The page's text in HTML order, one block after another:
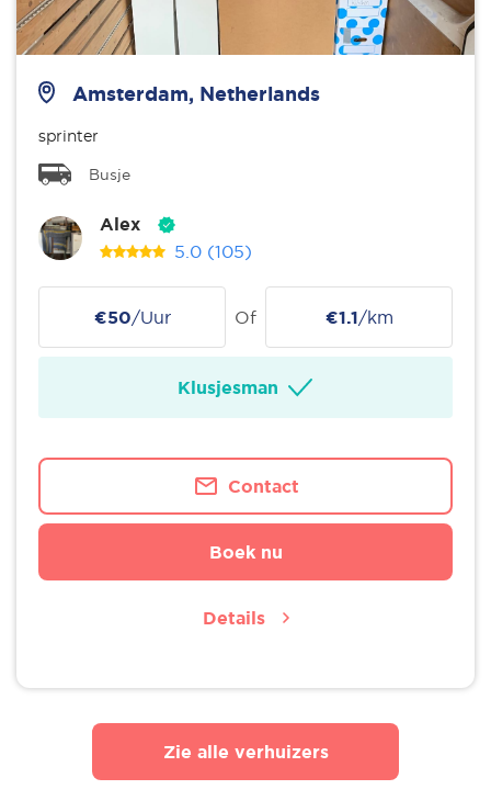
Amsterdam, Netherlands
sprinter
Busje
Alex
5.0 (105)
€50/Uur Of €1.1/km
Klusjesman
Contact
Boek nu
Details
Zie alle verhuizers